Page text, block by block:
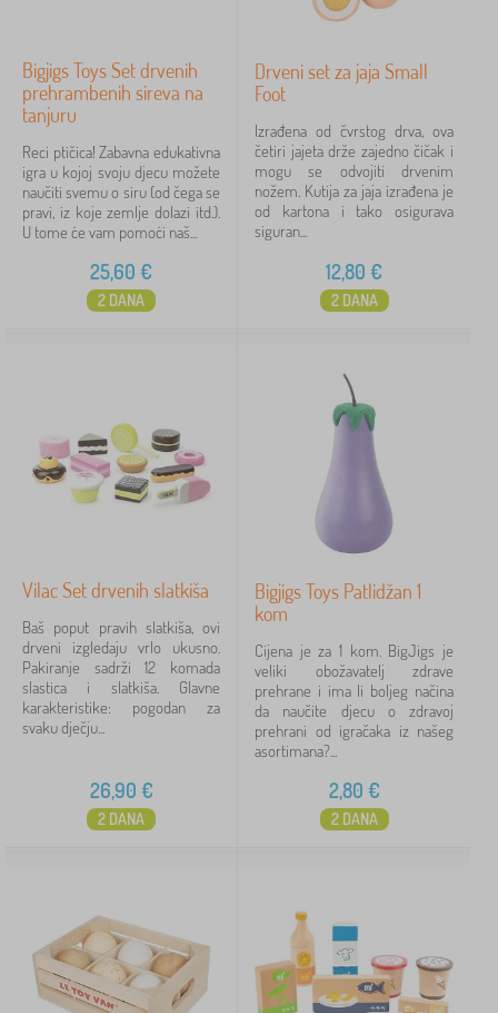
Bigjigs Toys Set drvenih
prehrambenih sireva na
tanjuru
Reci ptičica! Zabavna edukativna
igra u kojoj svoju djecu možete
naučiti svemu o siru (od čega se
pravi, iz koje zemlje dolazi itd.).
U tome će vam pomoći naš...
25,60 €
2 DANA
Drveni set za jaja Small
Foot
Izrađena od čvrstog drva, ova
četiri jajeta drže zajedno čičak i
mogu se odvojiti drvenim
nožem. Kutija za jaja izrađena je
od kartona i tako osigurava
siguran...
12,80 €
2 DANA
Vilac Set drvenih slatkiša
Baš poput pravih slatkiša, ovi
drveni izgledaju vrlo ukusno.
Pakiranje sadrži 12 komada
slastica i slatkiša. Glavne
karakteristike: pogodan za
svaku dječju...
26,90 €
2 DANA
Bigjigs Toys Patlidžan 1
kom
Cijena je za 1 kom. BigJigs je
veliki obožavatelj zdrave
prehrane i ima li boljeg načina
da naučite djecu o zdravoj
prehrani od igračaka iz našeg
asortimana?...
2,80 €
2 DANA